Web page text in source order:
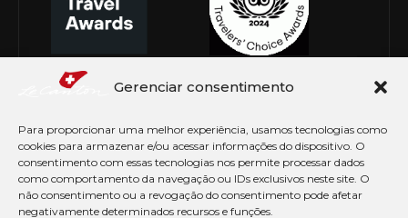
Gerenciar consentimento
Para proporcionar uma melhor experiência, usamos tecnologias como
cookies para armazenar e/ou acessar informações do dispositivo. O
consentimento com essas tecnologias nos permite processar dados
como comportamento da navegação ou IDs exclusivos neste site. O
não consentimento ou a revogação do consentimento pode afetar
negativamente determinados recursos e funções.
© Copyright 2026 Le Canton. Todos os direitos